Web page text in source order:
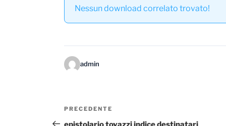
Nessun download correlato trovato!
admin
Navigazione
Articolo
precedente:
PRECEDENTE